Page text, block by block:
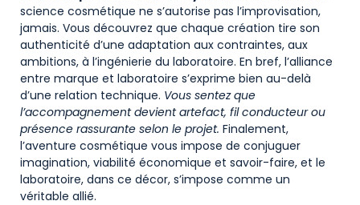
science cosmétique ne s’autorise pas l’improvisation,
jamais. Vous découvrez que chaque création tire son
authenticité d’une adaptation aux contraintes, aux
ambitions, à l’ingénierie du laboratoire. En bref, l’alliance
entre marque et laboratoire s’exprime bien au-delà
d’une relation technique. Vous sentez que
l’accompagnement devient artefact, fil conducteur ou
présence rassurante selon le projet. Finalement,
l’aventure cosmétique vous impose de conjuguer
imagination, viabilité économique et savoir-faire, et le
laboratoire, dans ce décor, s’impose comme un
véritable allié.